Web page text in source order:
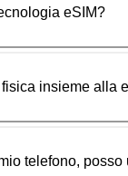
eSIM?
insieme alla
telefono,